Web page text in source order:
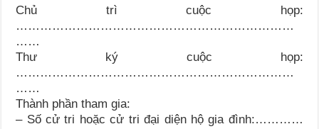
Chủ trì cuộc họp:
……………………………………………………………
……
Thư ký cuộc họp:
……………………………………………………………
……
Thành phần tham gia:
– Số cử tri hoặc cử tri đại diện hộ gia đình:…………